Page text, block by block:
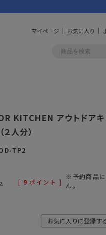
ゴルフ
バッグ
ス
収
マイページ お気に入り
KITCHEN アウトドアキ
人分）
TP2
[ 9 ポイント ]
※予約商品
ん。
お気に入りに登録す